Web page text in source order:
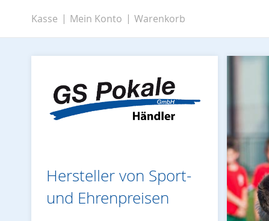
Zum
Inhalt
springen
Kasse Mein Konto Warenkorb
Hersteller von Sport-
und Ehrenpreisen